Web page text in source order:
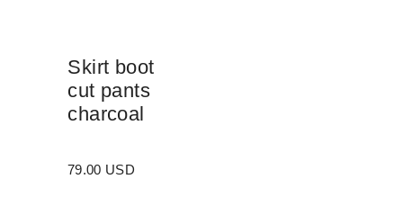
Skirt boot
cut pants
charcoal
79.00 USD